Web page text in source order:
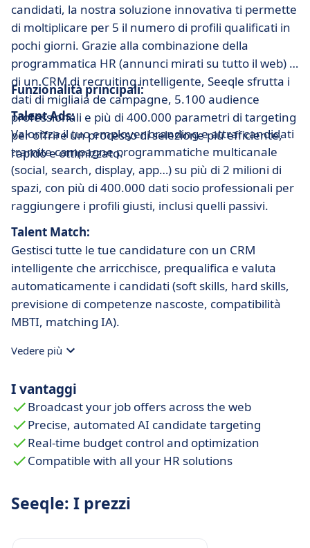
candidati, la nostra soluzione innovativa ti permette
di moltiplicare per 5 il numero di profili qualificati in
pochi giorni. Grazie alla combinazione della
programmatica HR (annunci mirati su tutto il web) e
di un CRM di recruiting intelligente, Seeqle sfrutta i
dati di migliaia de campagne, 5.100 audience
professionali e più di 400.000 parametri di targeting
per offrire un processo di selezione più efficiente,
rapido e ottimizzato.
Funzionalità principali:
Talent Ads:
Valorizza il tuo employer branding e attrai candidati
tramite campagne programmatiche multicanale
(social, search, display, app…) su più di 2 milioni di
spazi, con più di 400.000 dati socio professionali per
raggiungere i profili giusti, inclusi quelli passivi.
Talent Match:
Gestisci tutte le tue candidature con un CRM
intelligente che arricchisce, prequalifica e valuta
automaticamente i candidati (soft skills, hard skills,
previsione di competenze nascoste, compatibilità
MBTI, matching IA).
Vedere più
I vantaggi
Broadcast your job offers across the web
Precise, automated AI candidate targeting
Real-time budget control and optimization
Compatible with all your HR solutions
Seeqle: I prezzi